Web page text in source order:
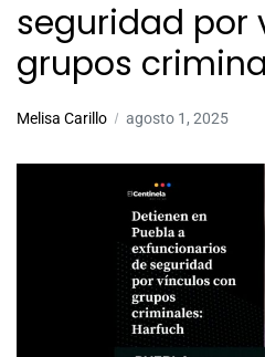
seguridad por
grupos
Melisa Carillo agosto 1, 2025